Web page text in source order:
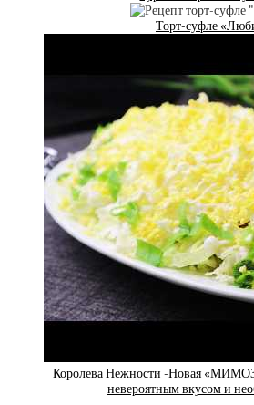
Торт-суфле
Королева Нежности -Новая
невероятным вкусом и